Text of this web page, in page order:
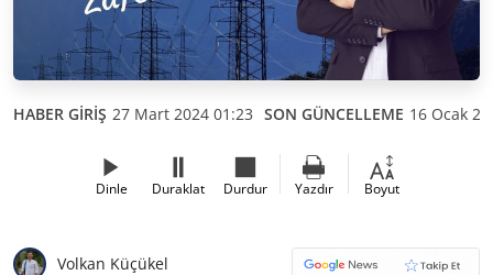
HABER GİRİŞ 27 Mart 2024 01:23 SON GÜNCELLEME 16 Ocak
Dinle Duraklat Durdur Yazdır Boyut
Volkan Küçükel